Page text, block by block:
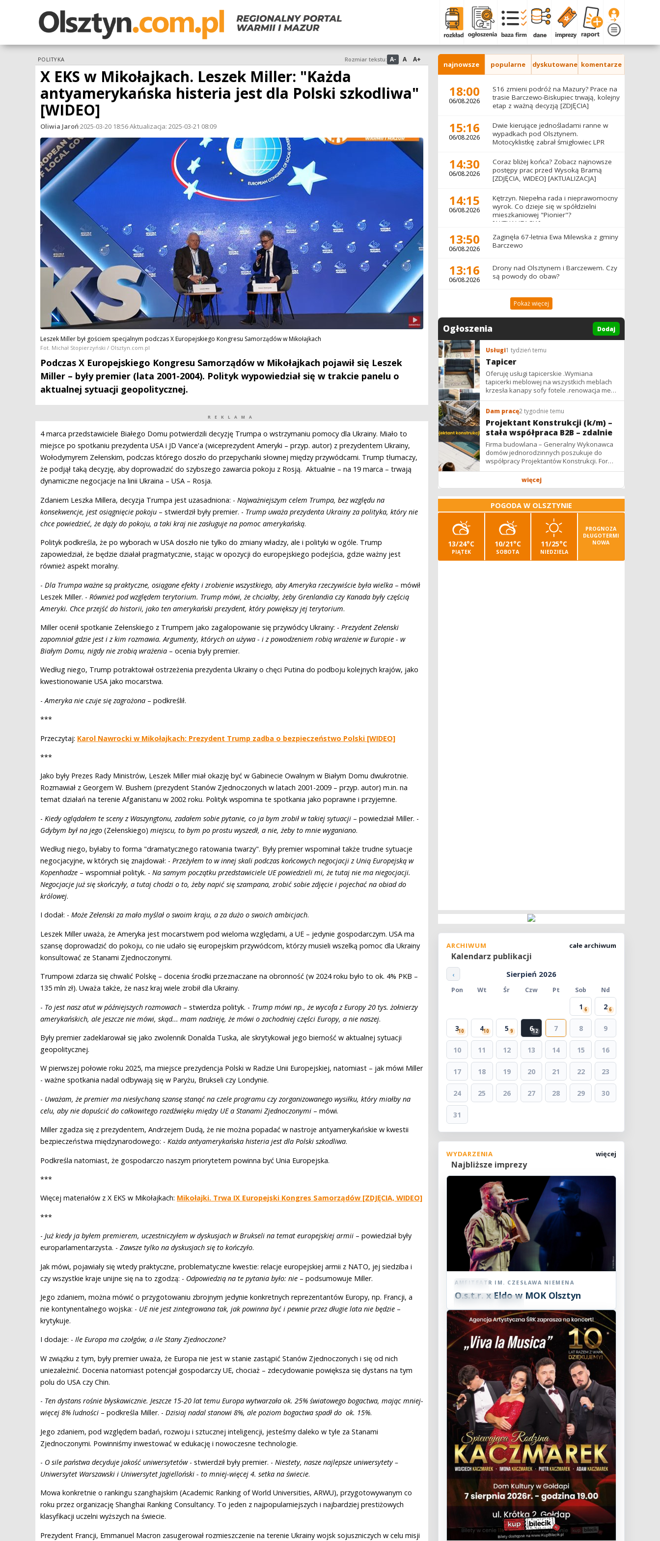
POLITYKA Rozmiar tekstu: A- A A+
X EKS w Mikołajkach. Leszek Miller: "Każda
antyamerykańska histeria jest dla Polski szkodliwa"
[WIDEO]
Oliwia Jaroń·2025-03-20 18:56·Aktualizacja: 2025-03-21 08:09
Leszek Miller był gościem specjalnym podczas X Europejskiego Kongresu Samorządów w Mikołajkach
Fot. Michał Stopierzyński / Olsztyn.com.pl
Podczas X Europejskiego Kongresu Samorządów w Mikołajkach pojawił się Leszek
Miller – były premier (lata 2001-2004). Polityk wypowiedział się w trakcie panelu o
aktualnej sytuacji geopolitycznej.
REKLAMA
4 marca przedstawiciele Białego Domu potwierdzili decyzję Trumpa o wstrzymaniu pomocy dla Ukrainy. Miało to
miejsce po spotkaniu prezydenta USA i JD Vance'a (wiceprezydent Ameryki – przyp. autor) z prezydentem Ukrainy,
Wołodymyrem Zełenskim, podczas którego doszło do przepychanki słownej między przywódcami. Trump tłumaczy,
że podjął taką decyzję, aby doprowadzić do szybszego zawarcia pokoju z Rosją. Aktualnie – na 19 marca – trwają
dynamiczne negocjacje na linii Ukraina – USA – Rosja.
Zdaniem Leszka Millera, decyzja Trumpa jest uzasadniona: - Najważniejszym celem Trumpa, bez względu na
konsekwencje, jest osiągnięcie pokoju – stwierdził były premier. - Trump uważa prezydenta Ukrainy za polityka, który nie
chce powiedzieć, że dąży do pokoju, a taki kraj nie zasługuje na pomoc amerykańską.
Polityk podkreśla, że po wyborach w USA doszło nie tylko do zmiany władzy, ale i polityki w ogóle. Trump
zapowiedział, że będzie działał pragmatycznie, stając w opozycji do europejskiego podejścia, gdzie ważny jest
również aspekt moralny.
- Dla Trumpa ważne są praktyczne, osiągane efekty i zrobienie wszystkiego, aby Ameryka rzeczywiście była wielka – mówił
Leszek Miller. - Również pod względem terytorium. Trump mówi, że chciałby, żeby Grenlandia czy Kanada były częścią
Ameryki. Chce przejść do historii, jako ten amerykański prezydent, który powiększy jej terytorium.
Miller ocenił spotkanie Zełenskiego z Trumpem jako zagalopowanie się przywódcy Ukrainy: - Prezydent Zełenski
zapomniał gdzie jest i z kim rozmawia. Argumenty, których on używa - i z powodzeniem robią wrażenie w Europie - w
Białym Domu, nigdy nie zrobią wrażenia – ocenia były premier.
Według niego, Trump potraktował ostrzeżenia prezydenta Ukrainy o chęci Putina do podboju kolejnych krajów, jako
kwestionowanie USA jako mocarstwa.
- Ameryka nie czuje się zagrożona – podkreślił.
***
Przeczytaj: Karol Nawrocki w Mikołajkach: Prezydent Trump zadba o bezpieczeństwo Polski [WIDEO]
***
Jako były Prezes Rady Ministrów, Leszek Miller miał okazję być w Gabinecie Owalnym w Białym Domu dwukrotnie.
Rozmawiał z Georgem W. Bushem (prezydent Stanów Zjednoczonych w latach 2001-2009 – przyp. autor) m.in. na
temat działań na terenie Afganistanu w 2002 roku. Polityk wspomina te spotkania jako poprawne i przyjemne.
- Kiedy oglądałem te sceny z Waszyngtonu, zadałem sobie pytanie, co ja bym zrobił w takiej sytuacji – powiedział Miller. -
Gdybym był na jego (Zełenskiego) miejscu, to bym po prostu wyszedł, a nie, żeby to mnie wyganiano.
Według niego, byłaby to forma "dramatycznego ratowania twarzy". Były premier wspominał także trudne sytuacje
negocjacyjne, w których się znajdował: - Przeżyłem to w innej skali podczas końcowych negocjacji z Unią Europejską w
Kopenhadze – wspomniał polityk. - Na samym początku przedstawiciele UE powiedzieli mi, że tutaj nie ma niegocjacji.
Negocjacje już się skończyły, a tutaj chodzi o to, żeby napić się szampana, zrobić sobie zdjęcie i pojechać na obiad do
królowej.
I dodał: - Może Zełenski za mało myślał o swoim kraju, a za dużo o swoich ambicjach.
Leszek Miller uważa, że Ameryka jest mocarstwem pod wieloma względami, a UE – jedynie gospodarczym. USA ma
szansę doprowadzić do pokoju, co nie udało się europejskim przywódcom, którzy musieli wszelką pomoc dla Ukrainy
konsultować ze Stanami Zjednoczonymi.
Trumpowi zdarza się chwalić Polskę – docenia środki przeznaczane na obronność (w 2024 roku było to ok. 4% PKB –
135 mln zł). Uważa także, że nasz kraj wiele zrobił dla Ukrainy.
- To jest nasz atut w późniejszych rozmowach – stwierdza polityk. - Trump mówi np., że wycofa z Europy 20 tys. żołnierzy
amerykańskich, ale jeszcze nie mówi, skąd... mam nadzieję, że mówi o zachodniej części Europy, a nie naszej.
Były premier zadeklarował się jako zwolennik Donalda Tuska, ale skrytykował jego bierność w aktualnej sytuacji
geopolitycznej.
W pierwszej połowie roku 2025, ma miejsce prezydencja Polski w Radzie Unii Europejskiej, natomiast – jak mówi Miller
- ważne spotkania nadal odbywają się w Paryżu, Brukseli czy Londynie.
- Uważam, że premier ma niesłychaną szansę stanąć na czele programu czy zorganizowanego wysiłku, który miałby na
celu, aby nie dopuścić do całkowitego rozdźwięku między UE a Stanami Zjednoczonymi – mówi.
Miller zgadza się z prezydentem, Andrzejem Dudą, że nie można popadać w nastroje antyamerykańskie w kwestii
bezpieczeństwa międzynarodowego: - Każda antyamerykańska histeria jest dla Polski szkodliwa.
Podkreśla natomiast, że gospodarczo naszym priorytetem powinna być Unia Europejska.
***
Więcej materiałów z X EKS w Mikołajkach: Mikołajki. Trwa IX Europejski Kongres Samorządów [ZDJĘCIA, WIDEO]
***
- Już kiedy ja byłem premierem, uczestniczyłem w dyskusjach w Brukseli na temat europejskiej armii – powiedział były
europarlamentarzysta. - Zawsze tylko na dyskusjach się to kończyło.
Jak mówi, pojawiały się wtedy praktyczne, problematyczne kwestie: relacje europejskiej armii z NATO, jej siedziba i
czy wszystkie kraje unijne się na to zgodzą: - Odpowiedzią na te pytania było: nie – podsumowuje Miller.
Jego zdaniem, można mówić o przygotowaniu zbrojnym jedynie konkretnych reprezentantów Europy, np. Francji, a
nie kontynentalnego wojska: - UE nie jest zintegrowana tak, jak powinna być i pewnie przez długie lata nie będzie –
krytykuje.
I dodaje: - Ile Europa ma czołgów, a ile Stany Zjednoczone?
W związku z tym, były premier uważa, że Europa nie jest w stanie zastąpić Stanów Zjednoczonych i się od nich
uniezależnić. Docenia natomiast potencjał gospodarczy UE, chociaż – zdecydowanie powiększa się dystans na tym
polu do USA czy Chin.
- Ten dystans rośnie błyskawicznie. Jeszcze 15-20 lat temu Europa wytwarzała ok. 25% światowego bogactwa, mając mniej-
więcej 8% ludności – podkreśla Miller. - Dzisiaj nadal stanowi 8%, ale poziom bogactwa spadł do ok. 15%.
Jego zdaniem, pod względem badań, rozwoju i sztucznej inteligencji, jesteśmy daleko w tyle za Stanami
Zjednoczonymi. Powinniśmy inwestować w edukację i nowoczesne technologie.
- O sile państwa decyduje jakość uniwersytetów- stwierdził były premier. - Niestety, nasze najlepsze uniwersytety –
Uniwersytet Warszawski i Uniwersytet Jagielloński - to mniej-więcej 4. setka na świecie.
Mowa konkretnie o rankingu szanghajskim (Academic Ranking of World Universities, ARWU), przygotowywanym co
roku przez organizację Shanghai Ranking Consultancy. To jeden z najpopularniejszych i najbardziej prestiżowych
klasyfikacji uczelni wyższych na świecie.
Prezydent Francji, Emmanuel Macron zasugerował rozmieszczenie na terenie Ukrainy wojsk sojuszniczych w celu misji
najnowsze popularne dyskutowane komentarze
18:00
06/08.2026
S16 zmieni podróż na Mazury? Prace na
trasie Barczewo-Biskupiec trwają, kolejny
etap z ważną decyzją [ZDJĘCIA]
15:16
06/08.2026
Dwie kierujące jednośladami ranne w
wypadkach pod Olsztynem.
Motocyklistkę zabrał śmigłowiec LPR
14:30
06/08.2026
Coraz bliżej końca? Zobacz najnowsze
postępy prac przed Wysoką Bramą
[ZDJĘCIA, WIDEO] [AKTUALIZACJA]
14:15
06/08.2026
Kętrzyn. Niepełna rada i nieprawomocny
wyrok. Co dzieje się w spółdzielni
mieszkaniowej "Pionier"?
[AKTUALIZACJA]
13:50
06/08.2026
Zaginęła 67-letnia Ewa Milewska z gminy
Barczewo
13:16
06/08.2026
Drony nad Olsztynem i Barczewem. Czy
są powody do obaw?
Pokaż więcej
Ogłoszenia Dodaj
Usługi1 tydzień temu
Tapicer
Oferuję usługi tapicerskie .Wymiana
tapicerki meblowej na wszystkich meblach
krzesła kanapy sofy fotele .renowacja mebli
vintage,PRL. glamur
Dam pracę2 tygodnie temu
Projektant Konstrukcji (k/m) –
stała współpraca B2B – zdalnie
Firma budowlana – Generalny Wykonawca
domów jednorodzinnych poszukuje do
współpracy Projektantów Konstrukcji. Forma
współpracy: B2B / podwykonawstwo –
więcej
POGODA W OLSZTYNIE
13/24°C
PIĄTEK
10/21°C
SOBOTA
11/25°C
NIEDZIELA
PROGNOZA
DŁUGOTERMI
NOWA
ARCHIWUM
Kalendarz publikacji
całe archiwum
‹ Sierpień 2026
Pon Wt Śr Czw Pt Sob Nd
1 6 2 6
310 410 5 9 612 7 8 9
10 11 12 13 14 15 16
17 18 19 20 21 22 23
24 25 26 27 28 29 30
31
WYDARZENIA
Najbliższe imprezy
więcej
Koncert
07 SIE
2026
AMFITEATR IM. CZESŁAWA NIEMENA
O.s.t.r. x Eldo w MOK Olsztyn